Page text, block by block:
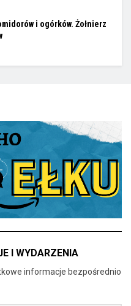
i ogórków. Żołnierz
I WYDARZENIA
informacje bezpośrednio